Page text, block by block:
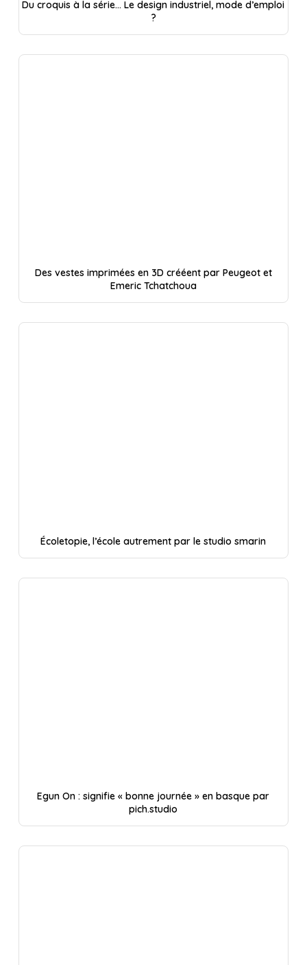
Du croquis à la série… Le design industriel, mode d’emploi
?
Des vestes imprimées en 3D crééent par Peugeot et
Emeric Tchatchoua
Écoletopie, l’école autrement par le studio smarin
Egun On : signifie « bonne journée » en basque par
pich.studio